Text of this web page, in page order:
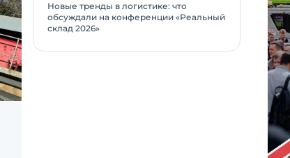
Химки и
Новые тренды в логистике: что
обсуждали на конференции «Реальный
склад 2026»